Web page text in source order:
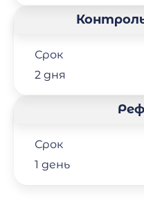
Срок
2 дня
Срок
1 день